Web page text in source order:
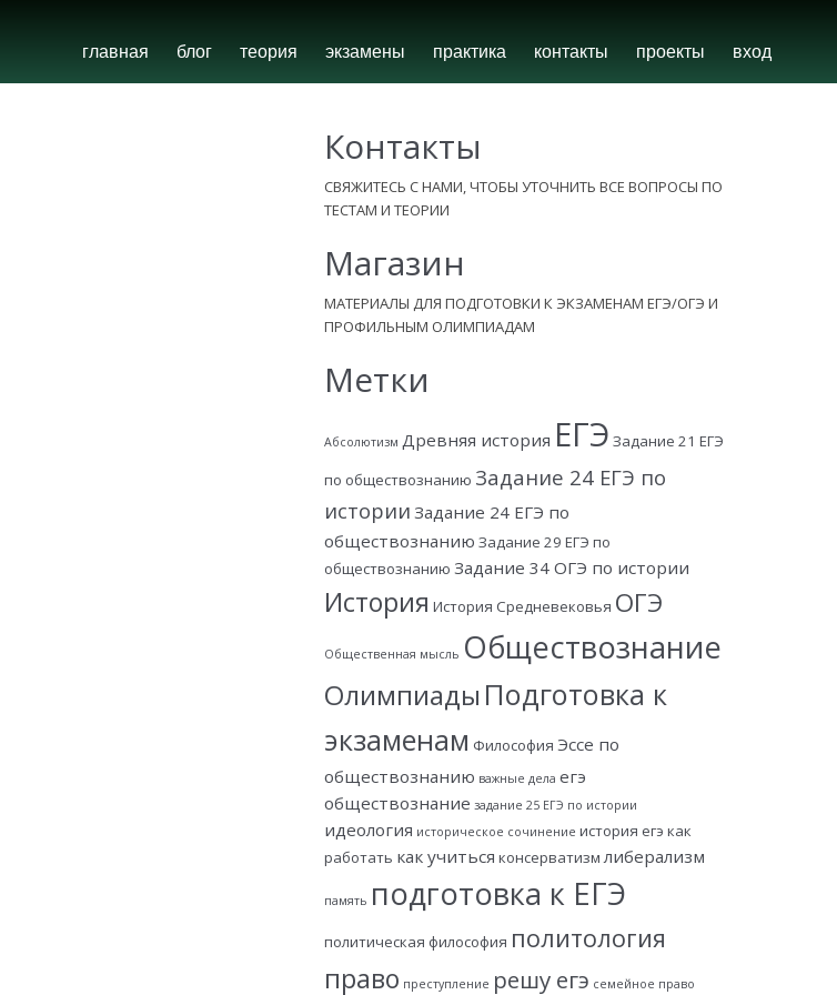
главная блог теория экзамены практика контакты проекты вход
Контакты
СВЯЖИТЕСЬ С НАМИ, ЧТОБЫ УТОЧНИТЬ ВСЕ ВОПРОСЫ ПО
ТЕСТАМ И ТЕОРИИ
Магазин
МАТЕРИАЛЫ ДЛЯ ПОДГОТОВКИ К ЭКЗАМЕНАМ ЕГЭ/ОГЭ И
ПРОФИЛЬНЫМ ОЛИМПИАДАМ
Метки
Абсолютизм Древняя история ЕГЭ Задание 21 ЕГЭ
по обществознанию Задание 24 ЕГЭ по
истории Задание 24 ЕГЭ по
обществознанию Задание 29 ЕГЭ по
обществознанию Задание 34 ОГЭ по истории
История История Средневековья ОГЭ
Общественная мысль Обществознание
Олимпиады Подготовка к
экзаменам Философия Эссе по
обществознанию важные дела егэ
обществознание задание 25 ЕГЭ по истории
идеология историческое сочинение история егэ как
работать как учиться консерватизм либерализм
память подготовка к ЕГЭ
политическая философия политология
право преступление решу егэ семейное право